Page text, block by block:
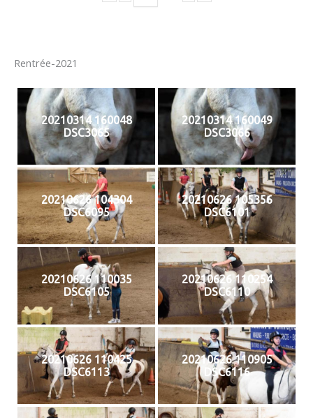
Rentrée-2021
20210314 160048
DSC3065
20210314 160049
DSC3066
20210626 104304
DSC6095
20210626 105356
DSC6101
20210626 110035
DSC6105
20210626 110254
DSC6110
20210626 110425
DSC6113
20210626 110905
DSC6116